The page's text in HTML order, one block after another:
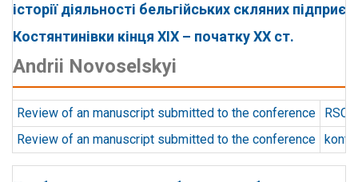
історії діяльності бельгійських скляних
Костянтинівки кінця XIX – початку XX ст.
Andrii Novoselskyi
Review of an manuscript submitted to the conference
Review of an manuscript submitted to the conference